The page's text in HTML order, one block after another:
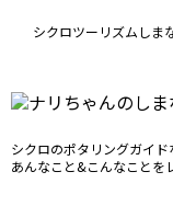
シクロツーリズムしま
シクロのポタリングガイド
あんなこと&こんなことを